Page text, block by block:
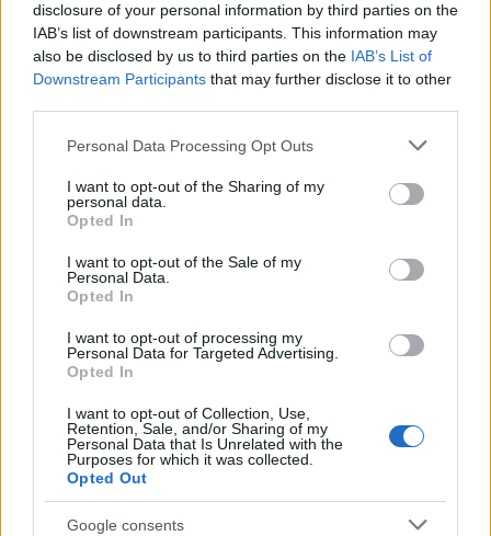
disclosure of your personal information by third parties on the
IAB’s list of downstream participants. This information may
also be disclosed by us to third parties on the IAB’s List of
Downstream Participants that may further disclose it to other
Please note that this website/app uses one or more Google
not limited to your visit or usage behaviour. You may click to
grant or deny consent to Google and its third-party tags to
use your data for below specified purposes in below Google
consent section.
Personal Data Processing Opt Outs
I want to opt-out of the Sharing of my
personal data.
Opted In
I want to opt-out of the Sale of my
Personal Data.
Opted In
I want to opt-out of processing my
Personal Data for Targeted Advertising.
Opted In
I want to opt-out of Collection, Use,
Retention, Sale, and/or Sharing of my
Personal Data that Is Unrelated with the
Purposes for which it was collected.
Opted Out
Google consents
Το Υπουργείο Πολιτισμού και Αθλητισμού
προετοιμάζει τρεις νέες ψηφιακές πλατφόρμες
Με την Προγραμματική Συμφωνία που υπογράφηκε σήμερα
μεταξύ του Υπουργείου Πολιτισμού και Αθλητισμού, και της
«Κοινωνία της Πληροφορίας» ΜΑΕ, δρομολογούνται…